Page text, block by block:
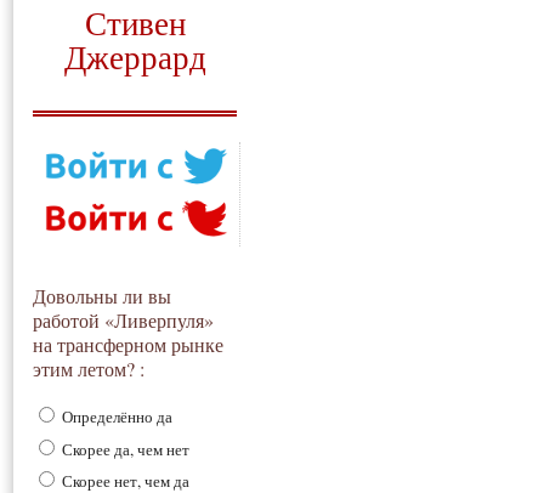
Стивен
Джеррард
Довольны ли вы
работой «Ливерпуля»
на трансферном рынке
этим летом? :
Определённо да
Скорее да, чем нет
Скорее нет, чем да